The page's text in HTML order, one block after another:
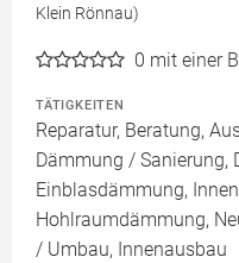
Klein Rönnau)
0 mit einer
TÄTIGKEITEN
Reparatur, Beratung,
Dämmung / Sanierung,
Einblasdämmung,
Hohlraumdämmung,
/ Umbau, Innenausbau